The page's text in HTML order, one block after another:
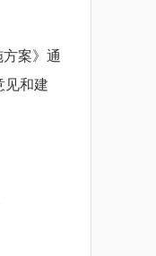
案》 通
见和建